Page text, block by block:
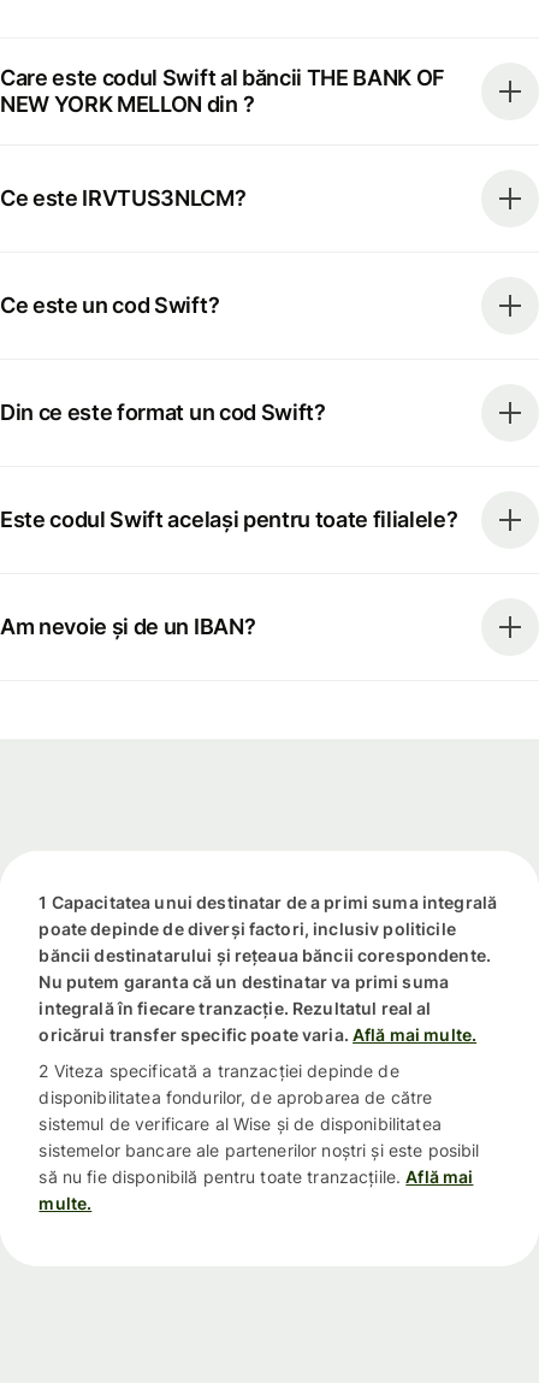
Care este codul Swift al băncii THE BANK OF
NEW YORK MELLON din ?
Ce este IRVTUS3NLCM?
Ce este un cod Swift?
Din ce este format un cod Swift?
Este codul Swift același pentru toate filialele?
Am nevoie și de un IBAN?
1 Capacitatea unui destinatar de a primi suma integrală
poate depinde de diverși factori, inclusiv politicile
băncii destinatarului și rețeaua băncii corespondente.
Nu putem garanta că un destinatar va primi suma
integrală în fiecare tranzacție. Rezultatul real al
oricărui transfer specific poate varia. Află mai multe.
2 Viteza specificată a tranzacției depinde de
disponibilitatea fondurilor, de aprobarea de către
sistemul de verificare al Wise și de disponibilitatea
sistemelor bancare ale partenerilor noștri și este posibil
să nu fie disponibilă pentru toate tranzacțiile. Află mai
multe.